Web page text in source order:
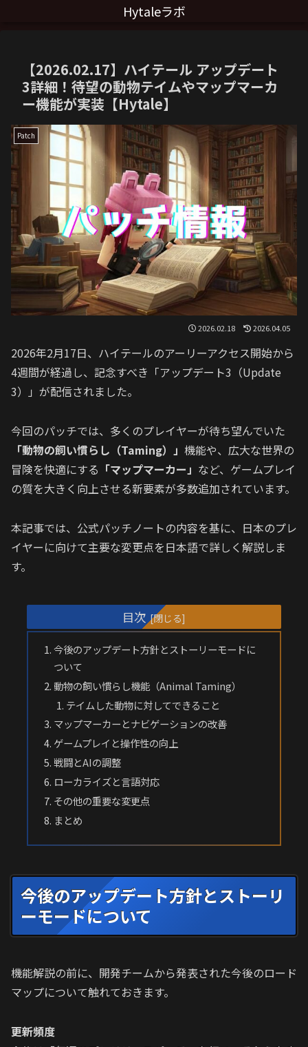
Hytaleラボ
【2026.02.17】ハイテール アップデート
3詳細！待望の動物テイムやマップマーカ
ー機能が実装【Hytale】
Patch
2026.02.18 2026.04.05
2026年2月17日、ハイテールのアーリーアクセス開始から
4週間が経過し、記念すべき「アップデート3（Update
3）」が配信されました。
今回のパッチでは、多くのプレイヤーが待ち望んでいた
「動物の飼い慣らし（Taming）」 機能や、広大な世界の
冒険を快適にする 「マップマーカー」 など、ゲームプレイ
の質を大きく向上させる新要素が多数追加されています。
本記事では、公式パッチノートの内容を基に、日本のプレ
イヤーに向けて主要な変更点を日本語で詳しく解説しま
す。
目次
今後のアップデート方針とストーリーモードに
ついて
動物の飼い慣らし機能（Animal Taming）
テイムした動物に対してできること
マップマーカーとナビゲーションの改善
ゲームプレイと操作性の向上
戦闘とAIの調整
ローカライズと言語対応
その他の重要な変更点
まとめ
今後のアップデート方針とストーリ
ーモードについて
機能解説の前に、開発チームから発表された今後のロード
マップについて触れておきます。
更新頻度